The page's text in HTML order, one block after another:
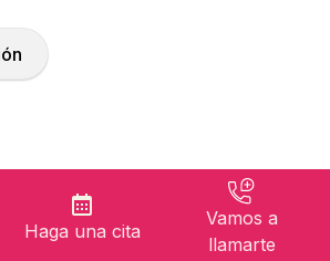
Haga una cita
Vamos a
llamarte